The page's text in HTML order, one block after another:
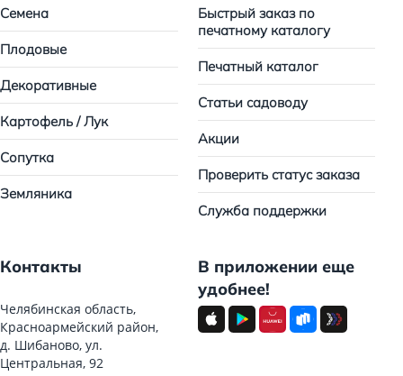
Семена
Плодовые
Декоративные
Картофель / Лук
Сопутка
Земляника
Быстрый заказ по
печатному каталогу
Печатный каталог
Статьи садоводу
Акции
Проверить статус заказа
Служба поддержки
Контакты
Челябинская область,
Красноармейский район,
д. Шибаново, ул.
Центральная, 92
В приложении еще
удобнее!